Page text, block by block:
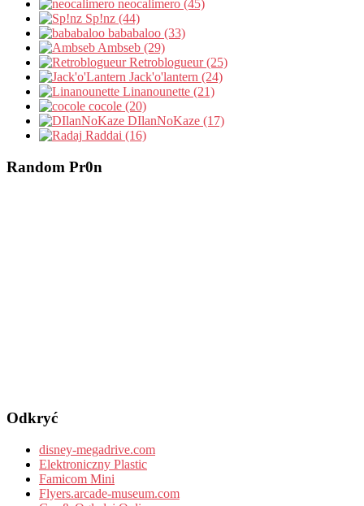
neocalimero (45)
Sp!nz (44)
bababaloo (33)
Ambseb (29)
Retroblogueur (25)
Jack'o'lantern (24)
Linanounette (21)
cocole (20)
DIlanNoKaze (17)
Raddai (16)
Random Pr0n
Odkryć
disney-megadrive.com
Elektroniczny Plastic
Famicom Mini
Flyers.arcade-museum.com